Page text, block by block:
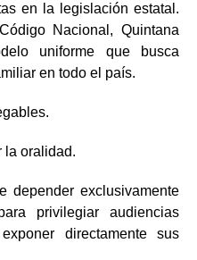
en la legislación estatal.
Nacional, Quintana
uniforme que busca
en todo el país.
la oralidad.
depender exclusivamente
privilegiar audiencias
directamente sus